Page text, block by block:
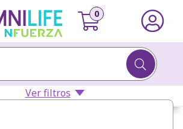
Ver filtros